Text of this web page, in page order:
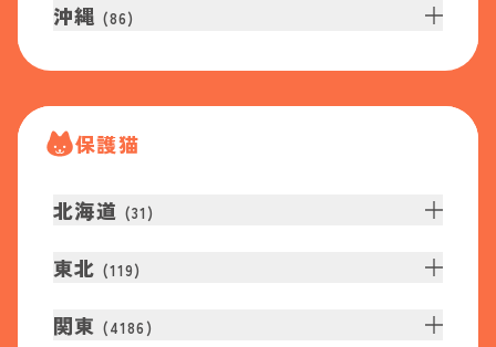
沖縄 (86)
保護猫
北海道 (31 )
東北 (119)
関東 (4186 )